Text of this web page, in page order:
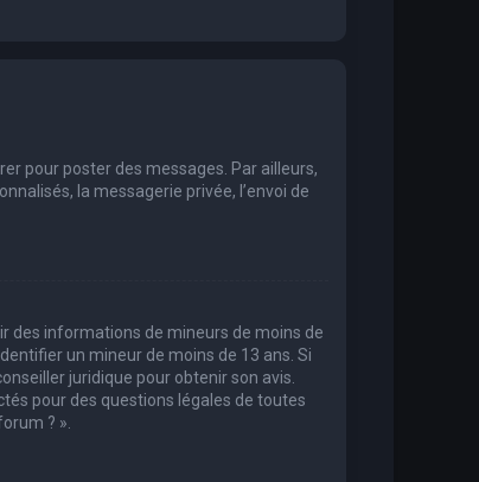
pour poster des messages. Par ailleurs,
la messagerie privée, l’envoi de
des informations de mineurs de moins de
un mineur de moins de 13 ans. Si
juridique pour obtenir son avis.
pour des questions légales de toutes
? ».